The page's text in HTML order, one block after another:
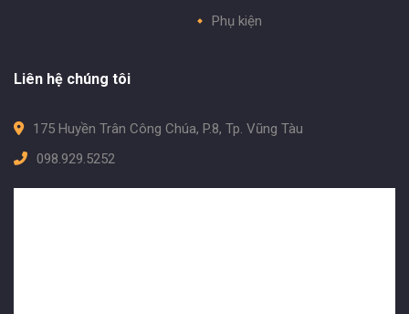
Phụ kiện
Liên hệ chúng tôi
175 Huyền Trân Công Chúa, P.8, Tp. Vũng Tàu
098.929.5252